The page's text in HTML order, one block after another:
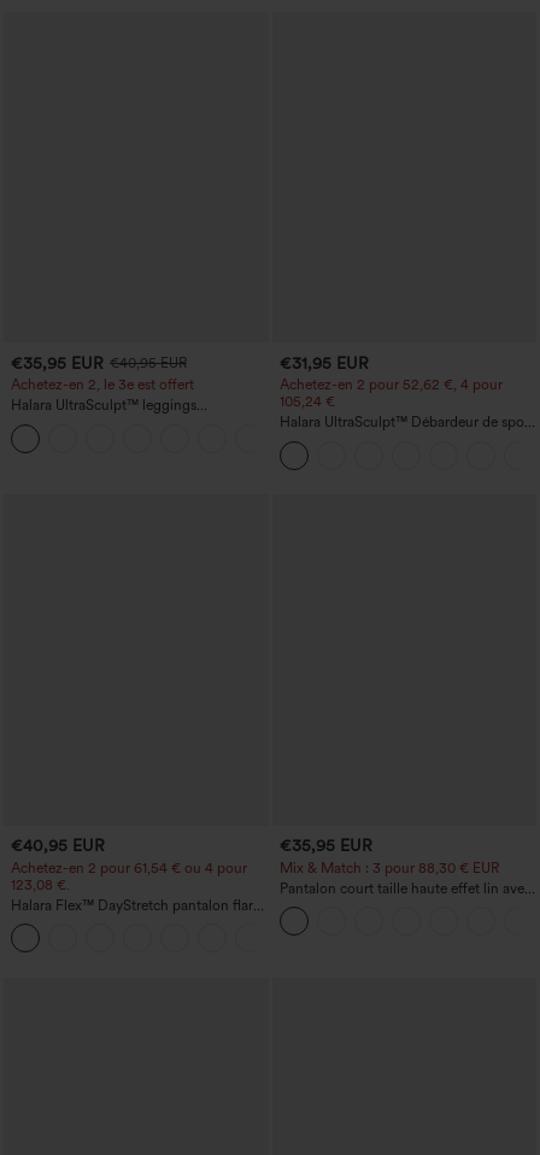
€35,95 EUR €40,95 EUR
Achetez-en 2, le 3e est offert
Halara UltraSculpt™ leggings
d'entraînement taille haute — fronces
liftantes pour le fessier, maintien gainant
du ventre et poche
€31,95 EUR
Achetez-en 2 pour 52,62 €, 4 pour
105,24 €
Halara UltraSculpt™ Débardeur de sport
à col rond et ourlet arrondi
€40,95 EUR
Achetez-en 2 pour 61,54 € ou 4 pour
123,08 €.
Halara Flex™ DayStretch pantalon flare
de travail, taille mi-haute, poche latérale
zippée
€35,95 EUR
Mix & Match : 3 pour 88,30 € EUR
Pantalon court taille haute effet lin avec
poche zippée